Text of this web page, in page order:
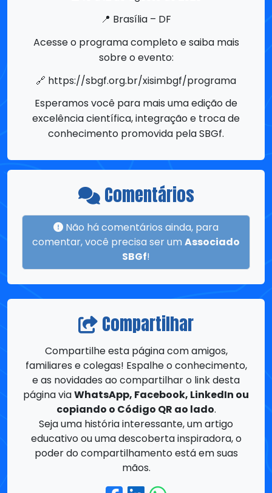
Esperamos você para mais uma edição de
conhecimento promovida pela SBGf.
Comentários
comentar, você precisa ser umAssociado
SBGf!
Compartilhar
Compartilhe esta página com amigos,
familiares e colegas! Espalhe o conhecimento,
e as novidades ao compartilhar o link desta
página via
WhatsApp, Facebook, LinkedIn ou
copiando o Código QR ao lado.
Seja uma história interessante, um artigo
educativo ou uma descoberta inspiradora, o
poder do compartilhamento está em suas
mãos.